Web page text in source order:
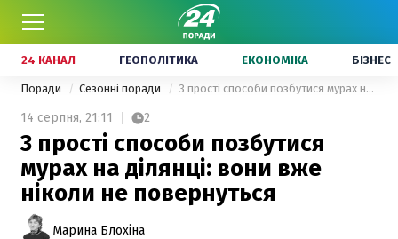
24 КАНАЛ ГЕОПОЛІТИКА ЕКОНОМІКА БІЗНЕС
Поради Сезонні поради 3 прості способи позбутися мурах на ділянці: вони вже ніколи не повернуться
14 серпня, 21:11 2
3 прості способи позбутися
мурах на ділянці: вони вже
ніколи не повернуться
Марина Блохіна